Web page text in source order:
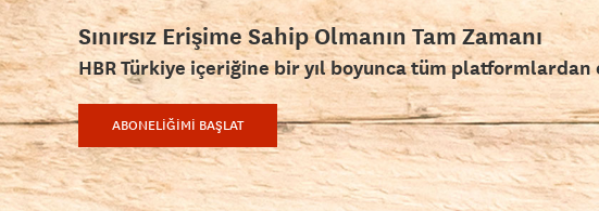
Sınırsız Erişime Sahip Olmanın Tam Zamanı
HBR Türkiye içeriğine bir yıl boyunca tüm platformlardan
ABONELİĞİMİ BAŞLAT